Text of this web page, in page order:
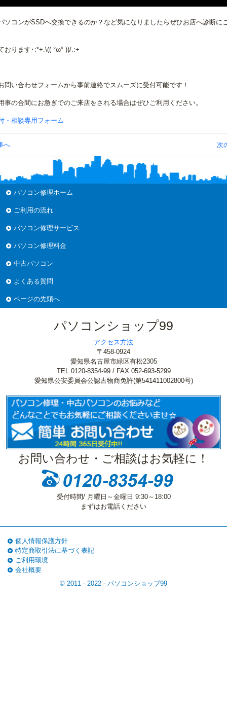
ソコンがSSDへ交換できるのか？など気になりましたらぜひお店へ診断に
おります･:*+.\(( °ω° ))/.:+
問い合わせフォームから事前連絡でスムーズに受付可能です！
事の合間にお急ぎでのご来店をされる場合はぜひご利用ください。
・相談専用フォーム
へ 次
パソコン修理ホーム
ご利用の流れ
パソコン修理サービス
パソコン修理料金
中古パソコン
よくある質問
ページの先頭へ
パソコンショップ99
アクセス方法
〒458-0924
愛知県名古屋市緑区有松2305
TEL 0120-8354-99 / FAX 052-693-5299
愛知県公安委員会公認古物商免許(第541411002800号)
お問い合わせ・ご相談はお気軽に！
受付時間/ 月曜日～金曜日 9:30～18:00
まずはお電話ください
個人情報保護方針
特定商取引法に基づく表記
ご利用環境
会社概要
© 2011 - 2022 - パソコンショップ99